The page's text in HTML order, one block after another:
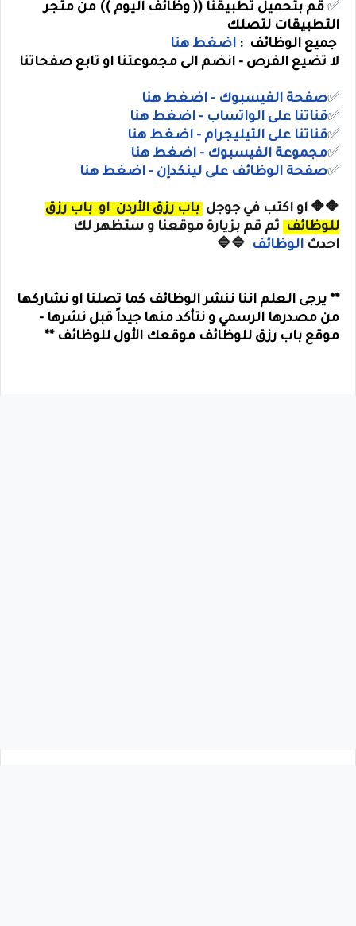
✅ قم بتحميل تطبيقنا (( وظائف اليوم )) من متجر
التطبيقات لتصلك
جميع الوظائف : اضغط هنا
لا تضيع الفرص - انضم الى مجموعتنا او تابع صفحاتنا
✅صفحة الفيسبوك - اضغط هنا
✅قناتنا على الواتساب - اضغط هنا
✅قناتنا على التيليجرام - اضغط هنا
✅مجموعة الفيسبوك - اضغط هنا
✅صفحة الوظائف على لينكدإن - اضغط هنا
🔶🔶 او اكتب في جوجل باب رزق الأردن او باب رزق
للوظائف
ثم قم بزيارة موقعنا و ستظهر لك
احدث الوظائف 🔷🔷
** يرجى العلم اننا ننشر الوظائف كما تصلنا او نشاركها
من مصدرها الرسمي و نتأكد منها جيداً قبل نشرها -
موقع باب رزق للوظائف موقعك الأول للوظائف **